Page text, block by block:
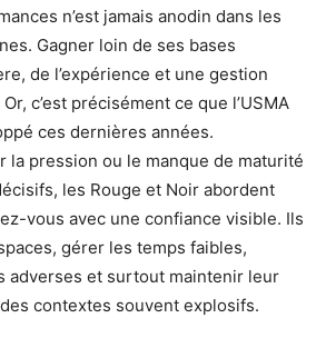
n’est jamais anodin dans les
Gagner loin de ses bases
de l’expérience et une gestion
c’est précisément ce que l’USMA
ces dernières années.
la pression ou le manque de maturité
les Rouge et Noir abordent
vous avec une confiance visible. Ils
gérer les temps faibles,
adverses et surtout maintenir leur
contextes souvent explosifs.